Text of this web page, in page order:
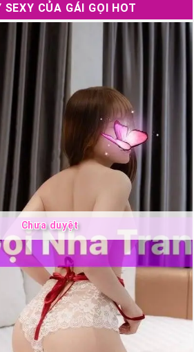
SEXY CỦA GÁI GỌI HOT
Chưa duyệt